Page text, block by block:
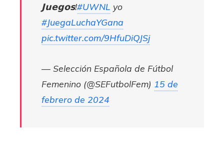
𝗝𝘂𝗲𝗴𝗼𝘀!#UWNL yo
#JuegaLuchaYGana
pic.twitter.com/9HfuDiQJSj
— Selección Española de Fútbol
Femenino (@SEFutbolFem) 15 de
febrero de 2024